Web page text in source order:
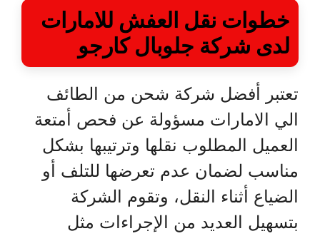
خطوات نقل العفش للامارات
لدى شركة جلوبال كارجو
تعتبر أفضل شركة شحن من الطائف
الي الامارات مسؤولة عن فحص أمتعة
العميل المطلوب نقلها وترتيبها بشكل
مناسب لضمان عدم تعرضها للتلف أو
الضياع أثناء النقل، وتقوم الشركة
بتسهيل العديد من الإجراءات مثل